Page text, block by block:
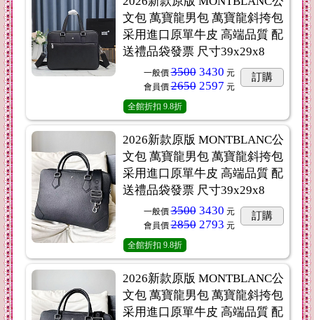
文包 萬寶龍男包 萬寶龍斜挎包
采用進口原單牛皮 高端品質 配
送禮品袋發票 尺寸39x29x8
一般價 35003430 元
會員價 26502597 元
訂購
全館折扣 9.8折
2026新款原版 MONTBLANC公
文包 萬寶龍男包 萬寶龍斜挎包
采用進口原單牛皮 高端品質 配
送禮品袋發票 尺寸39x29x8
一般價 35003430 元
會員價 28502793 元
訂購
全館折扣 9.8折
2026新款原版 MONTBLANC公
文包 萬寶龍男包 萬寶龍斜挎包
采用進口原單牛皮 高端品質 配